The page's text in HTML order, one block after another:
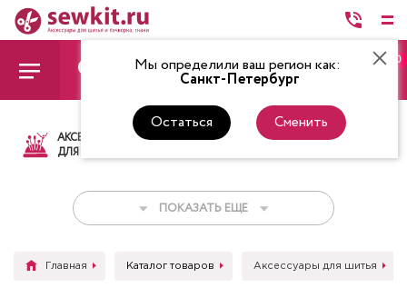
Мы определили ваш регион как:
Санкт-Петербург
Остаться Сменить
0
АКСЕССУАРЫ
ДЛЯ ШИТЬЯ
ТКАНИ НИТКИ
ПОКАЗАТЬ ЕЩЕ
Главная Каталог товаров Аксессуары для шитья